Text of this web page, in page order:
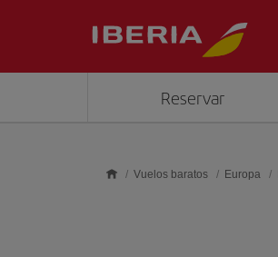
Reservar
Vuelos baratos Europa